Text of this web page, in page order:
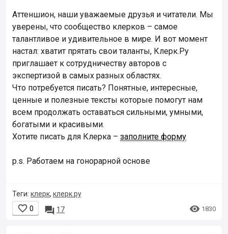
Аттеншион, наши уважаемые друзья и читатели. Мы
уверены, что сообщество клерков – самое
талантливое и удивительное в мире. И вот момент
настал: хватит прятать свои таланты, Клерк.Ру
приглашает к сотрудничеству авторов с
экспертизой в самых разных областях.
Что потребуется писать? Понятные, интересные,
ценные и полезные тексты которые помогут нам
всем продолжать оставаться сильными, умными,
богатыми и красивыми.
Хотите писать для Клерка – заполните форму
p.s. Работаем на гонорарной основе
Теги: клерк, клерк.ру
 0  17  1830